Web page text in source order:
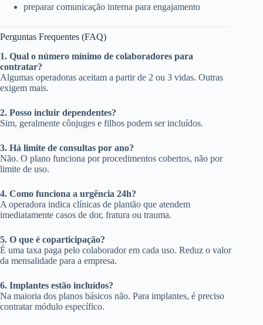
preparar comunicação interna para engajamento
Perguntas Frequentes (FAQ)
1. Qual o número mínimo de colaboradores para
contratar?
Algumas operadoras aceitam a partir de 2 ou 3 vidas. Outras
exigem mais.
2. Posso incluir dependentes?
Sim, geralmente cônjuges e filhos podem ser incluídos.
3. Há limite de consultas por ano?
Não. O plano funciona por procedimentos cobertos, não por
limite de uso.
4. Como funciona a urgência 24h?
A operadora indica clínicas de plantão que atendem
imediatamente casos de dor, fratura ou trauma.
5. O que é coparticipação?
É uma taxa paga pelo colaborador em cada uso. Reduz o valor
da mensalidade para a empresa.
6. Implantes estão incluídos?
Na maioria dos planos básicos não. Para implantes, é preciso
contratar módulo específico.